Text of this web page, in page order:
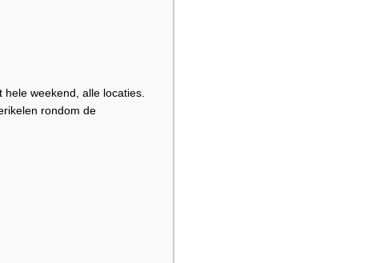
weekend, alle locaties.
rondom de